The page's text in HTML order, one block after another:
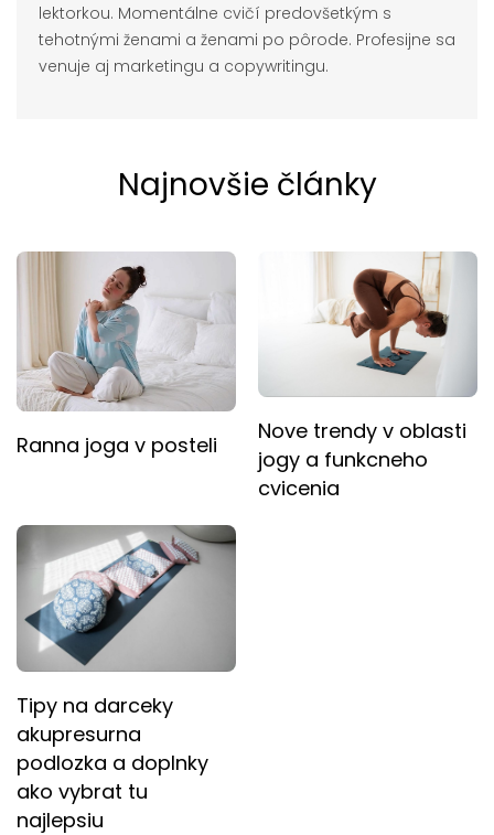
lektorkou. Momentálne cvičí predovšetkým s
tehotnými ženami a ženami po pôrode. Profesijne sa
venuje aj marketingu a copywritingu.
Najnovšie články
Ranna joga v posteli
Nove trendy v oblasti
jogy a funkcneho
cvicenia
Tipy na darceky
akupresurna
podlozka a doplnky
ako vybrat tu
najlepsiu